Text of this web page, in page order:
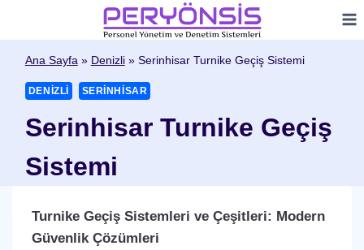
contentAna Sayfa» Denizli» Serinhisar Turnike Geçiş Sistemi
DENIZLI SERINHISAR
Serinhisar Turnike Geçiş
Sistemi
Turnike Geçiş Sistemleri ve Çeşitleri: Modern
Güvenlik Çözümleri